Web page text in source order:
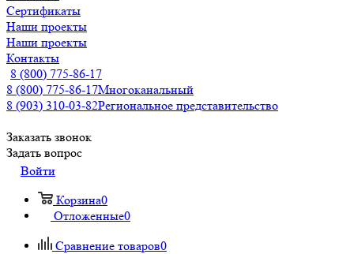
Сертификаты
Наши проекты
Наши проекты
Контакты
8 (800) 775-86-17
8 (800) 775-86-17Многоканальный
8 (903) 310-03-82Региональное представительство
Заказать звонок
Задать вопрос
Войти
Корзина0
Отложенные0
Сравнение товаров0